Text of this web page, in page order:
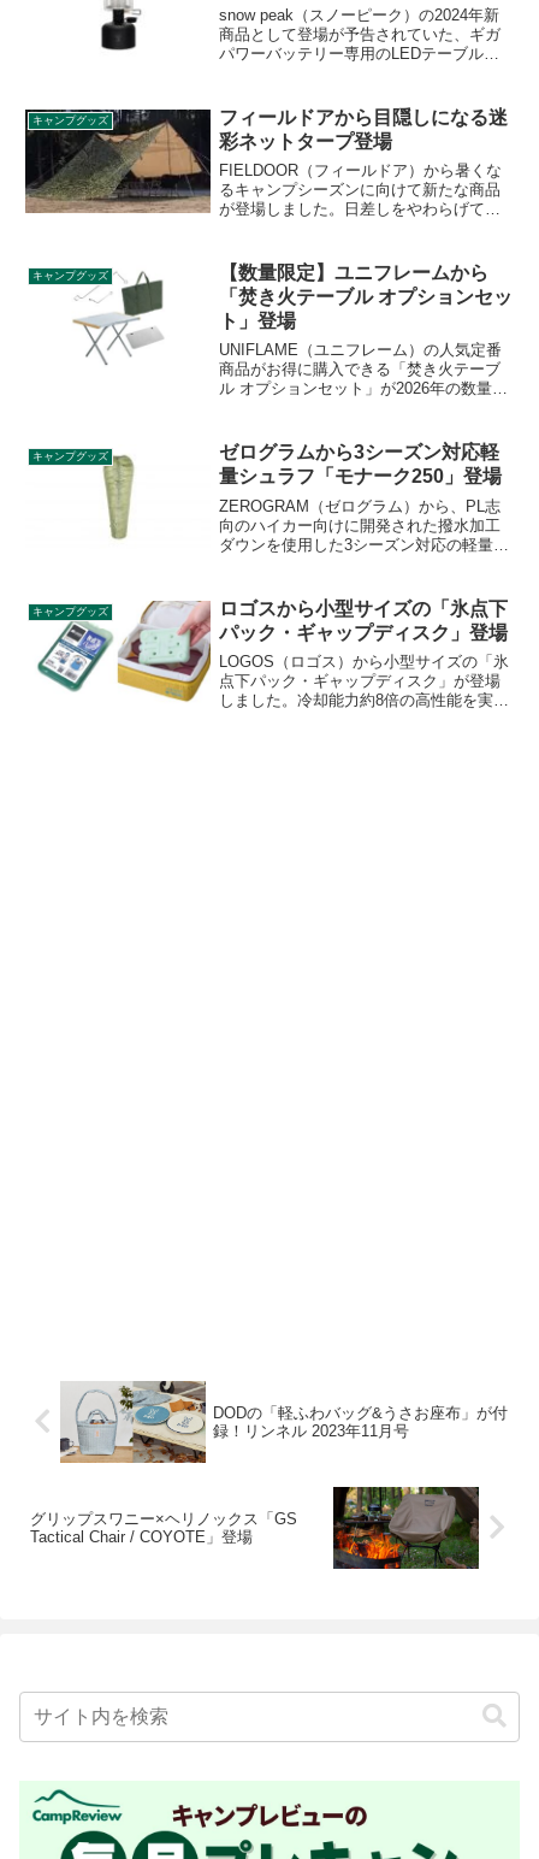
snow peak（スノーピーク）の2024年新
商品として登場が予告されていた、ギガ
パワーバッテリー専用のLEDテーブルラ
用バッテリーのギガパワーバッテリー
15000/30000も発売となります。詳細をレ
ビューします。
キャンプグッズ
フィールドアから目隠しになる迷
彩ネットタープ登場
FIELDOOR（フィールドア）から暑くな
るキャンプシーズンに向けて新たな商品
が登場しました。日差しをやわらげて外
型の切れ込みが入った本製品の詳細をレ
ビューします。
キャンプグッズ
【数量限定】ユニフレームから
「焚き火テーブル オプションセッ
ト」登場
UNIFLAME（ユニフレーム）の人気定番
商品がお得に購入できる「焚き火テーブ
ル オプションセット」が2026年の数量限
ガー・クイックフック・トートバッグの
揃ったお得なセットです。詳細をレビュ
ーします。
キャンプグッズ
ゼログラムから3シーズン対応軽
量シュラフ「モナーク250」登場
ZEROGRAM（ゼログラム）から、PL志
向のハイカー向けに開発された撥水加工
ダウンを使用した3シーズン対応の軽量シ
羽毛（ハンガリー産ホワイトグースダウ
ン）です。詳細をレビューします。
キャンプグッズ
ロゴスから小型サイズの「氷点下
パック・ギャップディスク」登場
LOGOS（ロゴス）から小型サイズの「氷
点下パック・ギャップディスク」が登場
しました。冷却能力約8倍の高性能を実現
DODの「軽ふわバッグ&うさお座布」が付
録！リンネル 2023年11月号
グリップスワニー×ヘリノックス「GS
Tactical Chair / COYOTE」登場